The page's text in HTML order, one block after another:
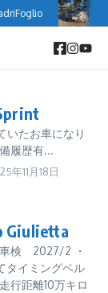
いたお車になり
履歴有...
年11月18日
Giulietta
車検 2027/2 ・
タイミングベル
行距離10万キロ